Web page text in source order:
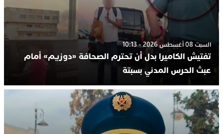
السبت 08 أغسطس 2026 - 10:13
تفتيش الكاميرا بدل أن تحترم الصحافة «دوزيم» أمام
عبث الحرس المدني بسبتة